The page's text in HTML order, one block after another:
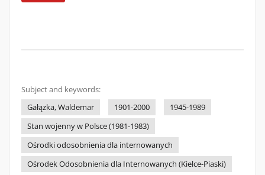
Subject and keywords:
Gałązka, Waldemar
1901-2000
1945-1989
Stan wojenny w Polsce (1981-1983)
Ośrodki odosobnienia dla internowanych
Ośrodek Odosobnienia dla Internowanych (Kielce-Piaski)